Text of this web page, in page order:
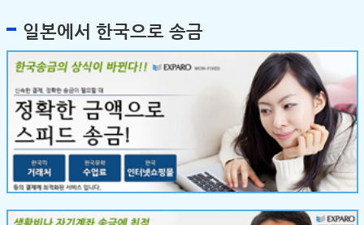
일본에서 한국으로 송금